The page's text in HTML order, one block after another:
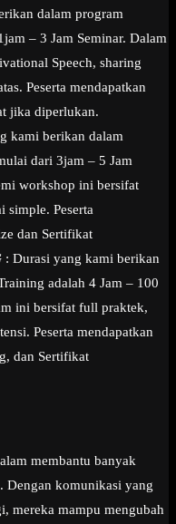
dalam program
– 3 Jam Seminar. Dalam
Speech, sharing
Peserta mendapatkan
jika diperlukan.
kami berikan dalam
dari 3jam – 5 Jam
workshop ini bersifat
simple. Peserta
dan Sertifikat
: Durasi yang kami berikan
adalah 4 Jam – 100
ini bersifat full praktek,
Peserta mendapatkan
dan Sertifikat
membantu banyak
Dengan komunikasi yang
mereka mampu mengubah